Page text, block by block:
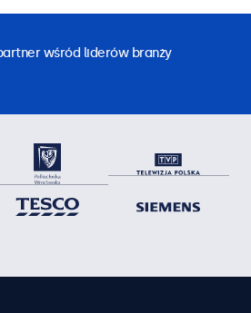
wśród liderów branży